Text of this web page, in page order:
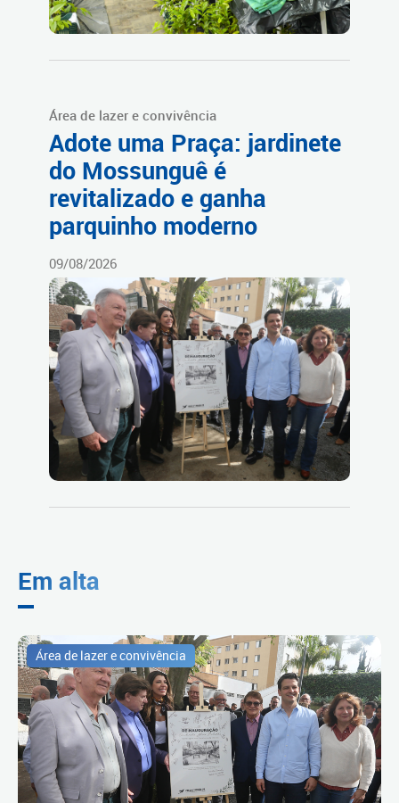
Área de lazer e convivência
Adote uma Praça: jardinete
do Mossunguê é
revitalizado e ganha
parquinho moderno
09/08/2026
Em alta
Área de lazer e convivência